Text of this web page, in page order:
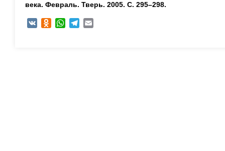
века. Февраль. Тверь. 2005. С. 295–298.
VK Odnoklassniki
WhatsAppTelegram